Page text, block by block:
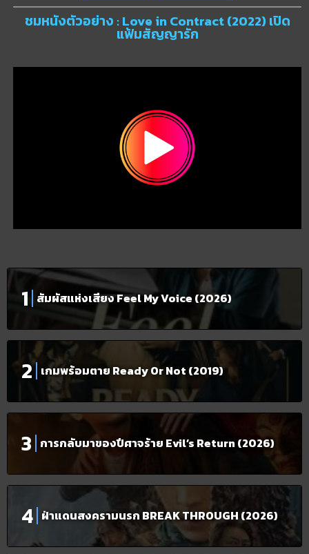
ชมหนังตัวอย่าง : Love in Contract (2022) เปิด
แฟ้มสัญญารัก
สัมผัสแห่งเสียง Feel My Voice (2026)
เกมพร้อมตาย Ready Or Not (2019)
การกลับมาของปีศาจร้าย Evil’s Return (2026)
ฝ่าแดนสงครามนรก BREAK THROUGH (2026)